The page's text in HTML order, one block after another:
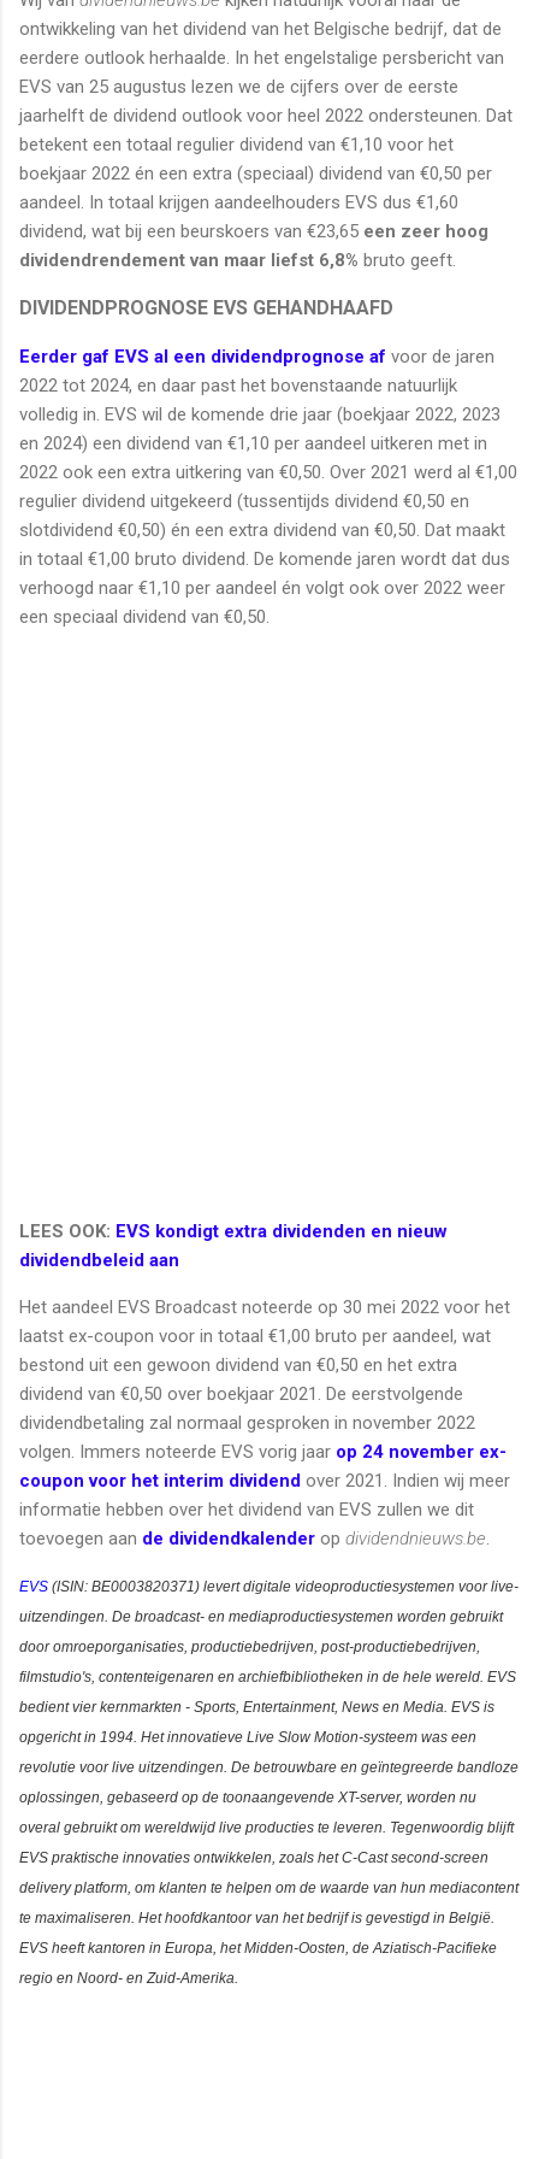
ontwikkeling van het dividend van het Belgische bedrijf, dat de
eerdere outlook herhaalde. In het engelstalige persbericht van
EVS van 25 augustus lezen we de cijfers over de eerste
jaarhelft de dividend outlook voor heel 2022 ondersteunen. Dat
betekent een totaal regulier dividend van €1,10 voor het
boekjaar 2022 én een extra (speciaal) dividend van €0,50 per
aandeel. In totaal krijgen aandeelhouders EVS dus €1,60
dividend, wat bij een beurskoers van €23,65 een zeer hoog
dividendrendement van maar liefst 6,8% bruto geeft.
DIVIDENDPROGNOSE EVS GEHANDHAAFD
Eerder gaf EVS al een dividendprognose af voor de jaren
2022 tot 2024, en daar past het bovenstaande natuurlijk
volledig in. EVS wil de komende drie jaar (boekjaar 2022, 2023
en 2024) een dividend van €1,10 per aandeel uitkeren met in
2022 ook een extra uitkering van €0,50. Over 2021 werd al €1,00
regulier dividend uitgekeerd (tussentijds dividend €0,50 en
slotdividend €0,50) én een extra dividend van €0,50. Dat maakt
in totaal €1,00 bruto dividend. De komende jaren wordt dat dus
verhoogd naar €1,10 per aandeel én volgt ook over 2022 weer
een speciaal dividend van €0,50.
LEES OOK: EVS kondigt extra dividenden en nieuw
dividendbeleid aan
Het aandeel EVS Broadcast noteerde op 30 mei 2022 voor het
laatst ex-coupon voor in totaal €1,00 bruto per aandeel, wat
bestond uit een gewoon dividend van €0,50 en het extra
dividend van €0,50 over boekjaar 2021. De eerstvolgende
dividendbetaling zal normaal gesproken in november 2022
volgen. Immers noteerde EVS vorig jaar op 24 november ex-
coupon voor het interim dividend over 2021. Indien wij meer
informatie hebben over het dividend van EVS zullen we dit
toevoegen aan de dividendkalender op dividendnieuws.be
EVS (ISIN: BE0003820371) levertdigitale videoproductiesystemen voor live-
uitzendingen. De broadcast- en mediaproductiesystemen worden gebruikt
door omroeporganisaties, productiebedrijven, post-productiebedrijven,
filmstudio's, contenteigenaren en archiefbibliotheken in de hele wereld. EVS
bedient vier kernmarkten - Sports, Entertainment, News en Media. EVS is
opgericht in 1994. Het innovatieve Live Slow Motion-systeem was een
revolutie voor live uitzendingen. De betrouwbare en geïntegreerde bandloze
oplossingen, gebaseerd op de toonaangevende XT-server, worden nu
overal gebruikt om wereldwijd live producties te leveren. Tegenwoordig blijft
EVS praktische innovaties ontwikkelen, zoals het C-Cast second-screen
delivery platform, om klanten te helpen om de waarde van hun mediacontent
te maximaliseren. Het hoofdkantoor van het bedrijf is gevestigd in België.
EVS heeft kantoren in Europa, het Midden-Oosten, de Aziatisch-Pacifieke
regio en Noord- en Zuid-Amerika.